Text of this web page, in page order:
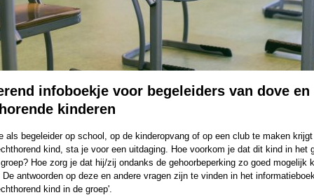
infoboekje voor begeleiders van dove en
kinderen
als begeleider op school, op de kinderopvang of op een club te maken
kind, sta je voor een uitdaging. Hoe voorkom je dat dit kind in het
Hoe zorg je dat hij/zij ondanks de gehoorbeperking zo goed mogelijk
De antwoorden op deze en andere vragen zijn te vinden in het
kind in de groep'.